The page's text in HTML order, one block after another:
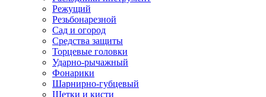
Режущий
Резьбонарезной
Сад и огород
Средства защиты
Торцевые головки
Ударно-рычажный
Фонарики
Шарнирно-губцевый
Щетки и кисти